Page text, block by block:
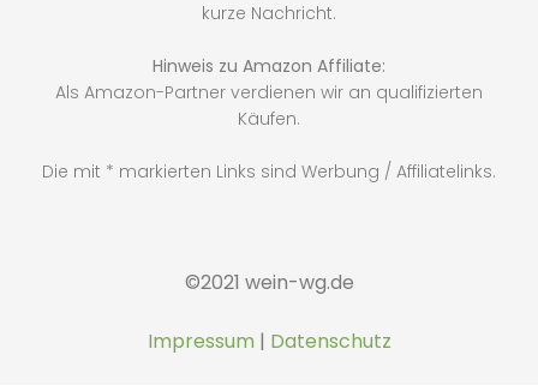
kurze Nachricht.
Hinweis zu Amazon Affiliate:
Als Amazon-Partner verdienen wir an qualifizierten
Käufen.
Die mit * markierten Links sind Werbung / Affiliatelinks.
©2021 wein-wg.de
Impressum | Datenschutz